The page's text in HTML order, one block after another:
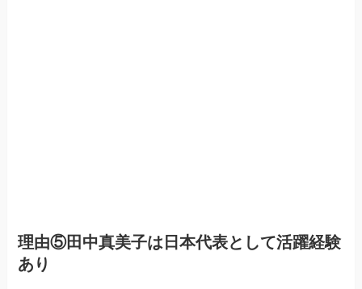
理由⑤田中真美子は日本代表として活躍経験
あり